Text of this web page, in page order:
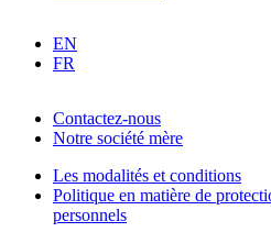
EN
FR
Contactez-nous
Notre société mère
Les modalités et conditions
Politique en matière de
personnels